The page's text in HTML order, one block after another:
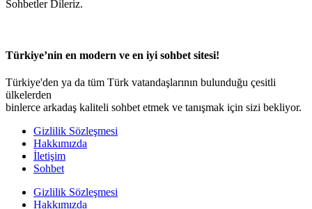
Sohbetler Dileriz.
Türkiye’nin en modern ve en iyi sohbet sitesi!
Türkiye'den ya da tüm Türk vatandaşlarının bulunduğu çesitli
ülkelerden
binlerce arkadaş kaliteli sohbet etmek ve tanışmak için sizi bekliyor.
Gizlilik Sözleşmesi
Hakkımızda
İletişim
Sohbet
Gizlilik Sözleşmesi
Hakkımızda